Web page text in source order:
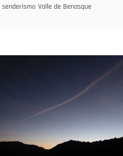
del
senderismo Valle de Benasque